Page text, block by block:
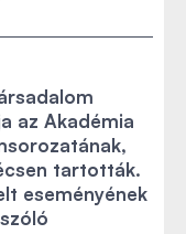
az Akadémia
tartották.
eseményének